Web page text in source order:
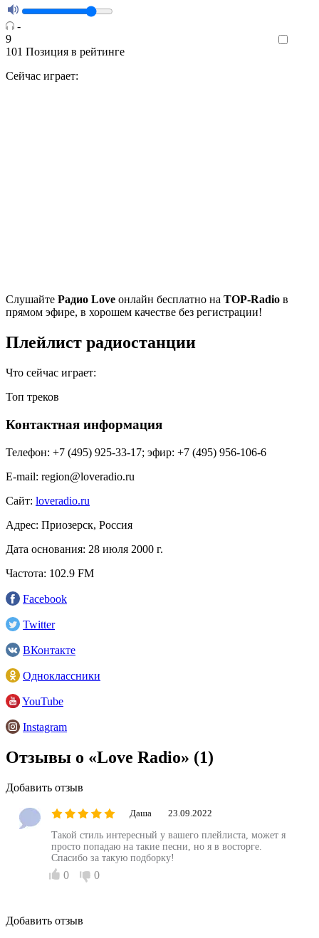
-
9
101 Позиция в рейтинге
Сейчас играет:
Cлушайте Радио Love онлайн бесплатно на TOP-Radio в
прямом эфире, в хорошем качестве без регистрации!
Плейлист радиостанции
Что сейчас играет:
Топ треков
Контактная информация
Телефон: +7 (495) 925-33-17; эфир: +7 (495) 956-106-6
E-mail: region@loveradio.ru
Сайт: loveradio.ru
Адрес: Приозерск, Россия
Дата основания: 28 июля 2000 г.
Частота: 102.9 FM
Facebook
Twitter
ВКонтакте
Одноклассники
YouTube
Instagram
Отзывы о «Love Radio» (1)
Добавить отзыв
Даша 23.09.2022
Такой стиль интересный у вашего плейлиста, может я
просто попадаю на такие песни, но я в восторге.
Спасибо за такую подборку!
0 0
Добавить отзыв